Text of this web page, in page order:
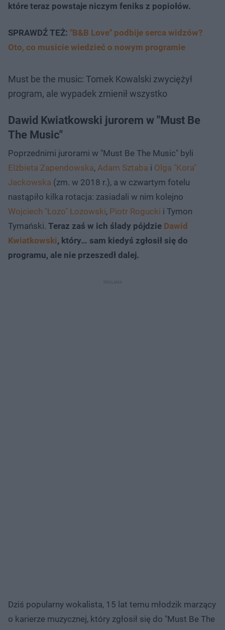
które teraz powstaje niczym feniks z popiołów.
SPRAWDŹ TEŻ: "B&B Love" podbije serca widzów?
Oto, co musicie wiedzieć o nowym programie
Must be the music: Tomek Kowalski zwyciężył
program, ale wypadek zmienił wszystko
Dawid Kwiatkowski jurorem w "Must Be
The Music"
Poprzednimi jurorami w "Must Be The Music" byli
Elżbieta Zapendowska, Adam Sztaba i Olga "Kora"
Jackowska (zm. w 2018 r.), a w czwartym fotelu
nastąpiło kilka rotacja: zasiadali w nim kolejno
Wojciech "Łozo" Łozowski, Piotr Rogucki i Tymon
Tymański. Teraz zaś w ich ślady pójdzie Dawid
Kwiatkowski, który… sam kiedyś zgłosił się do
programu, ale nie przeszedł dalej.
Dziś popularny wokalista, 15 lat temu młodzik marzący
o karierze muzycznej, który zgłosił się do "Must Be The